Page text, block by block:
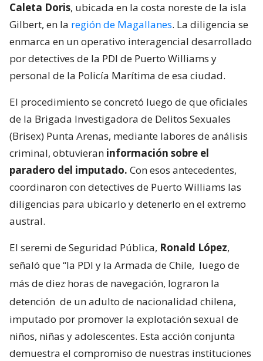
Caleta Doris, ubicada en la costa noreste de la isla
Gilbert, en la región de Magallanes. La diligencia se
enmarca en un operativo interagencial desarrollado
por detectives de la PDI de Puerto Williams y
personal de la Policía Marítima de esa ciudad.
El procedimiento se concretó luego de que oficiales
de la Brigada Investigadora de Delitos Sexuales
(Brisex) Punta Arenas, mediante labores de análisis
criminal, obtuvieran información sobre el
paradero del imputado. Con esos antecedentes,
coordinaron con detectives de Puerto Williams las
diligencias para ubicarlo y detenerlo en el extremo
austral.
El seremi de Seguridad Pública, Ronald López,
señaló que “la PDI y la Armada de Chile, luego de
más de diez horas de navegación, lograron la
detención de un adulto de nacionalidad chilena,
imputado por promover la explotación sexual de
niños, niñas y adolescentes. Esta acción conjunta
demuestra el compromiso de nuestras instituciones